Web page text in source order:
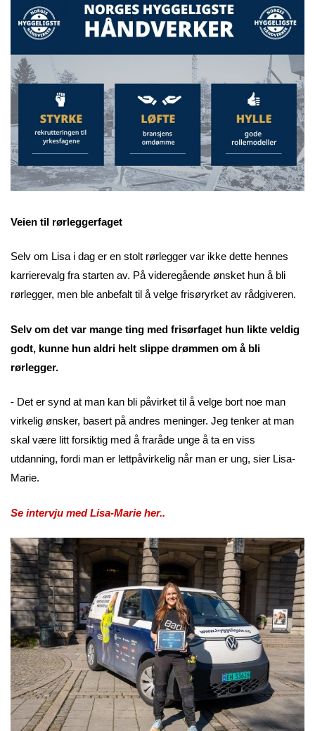
Veien til rørleggerfaget
Selv om Lisa i dag er en stolt rørlegger var ikke dette hennes
karrierevalg fra starten av. På videregående ønsket hun å bli
rørlegger, men ble anbefalt til å velge frisøryrket av rådgiveren.
Selv om det var mange ting med frisørfaget hun likte veldig
godt, kunne hun aldri helt slippe drømmen om å bli
rørlegger.
- Det er synd at man kan bli påvirket til å velge bort noe man
virkelig ønsker, basert på andres meninger. Jeg tenker at man
skal være litt forsiktig med å fraråde unge å ta en viss
utdanning, fordi man er lettpåvirkelig når man er ung, sier Lisa-
Marie.
Se intervju med Lisa-Marie her..